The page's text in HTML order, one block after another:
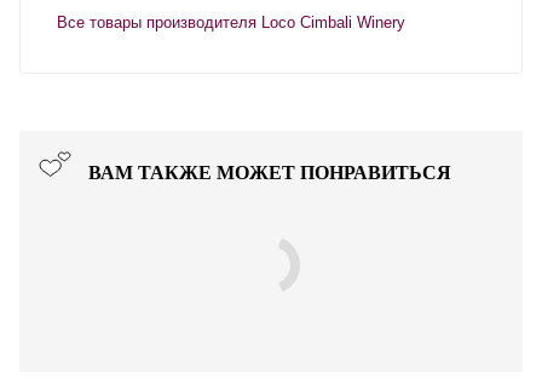
Все товары производителя Loco Cimbali Winery
ВАМ ТАКЖЕ МОЖЕТ ПОНРАВИТЬСЯ